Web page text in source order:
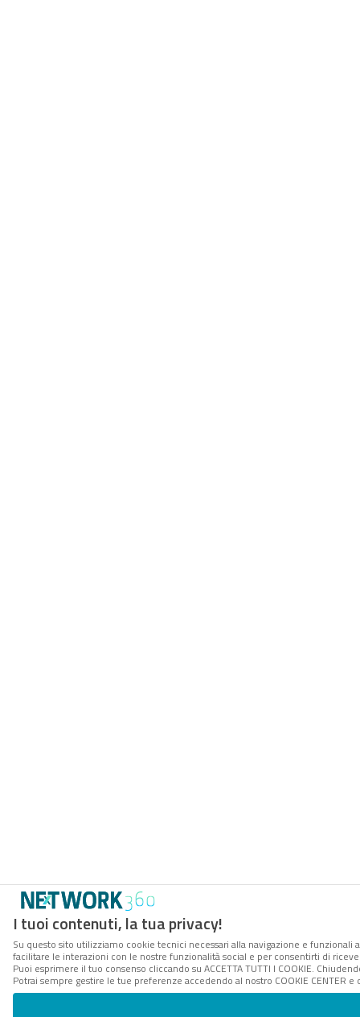
I tuoi contenuti, la tua privacy!
Su questo sito utilizziamo cookie tecnici necessari alla navigazione e
facilitare le interazioni con le nostre funzionalità social e per consentirti di
Puoi esprimere il tuo consenso cliccando su ACCETTA TUTTI I COOKIE.
Potrai sempre gestire le tue preferenze accedendo al nostro COOKIE